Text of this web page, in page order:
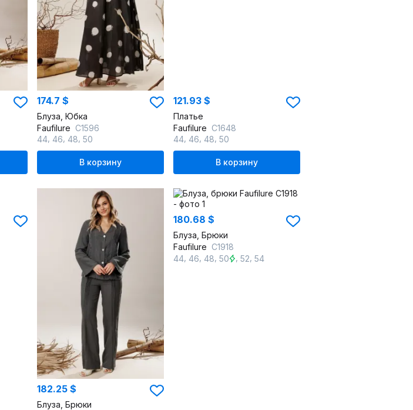
174.7 $
Блуза, Юбка
Faufilure C1596
44 46 48 50
В корзину
121.93 $
Платье
Faufilure C1648
44 46 48 50
В корзину
182.25 $
Блуза, Брюки
180.68 $
Блуза, Брюки
Faufilure C1918
44 46 48 50 ,52 ,54